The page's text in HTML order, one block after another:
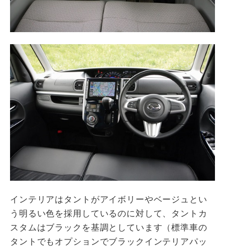
インテリアはタントがアイボリーやベージュとい
う明るい色を採用しているのに対して、タントカ
スタムはブラックを基調としています（標準車の
タントでもオプションでブラックインテリアパッ